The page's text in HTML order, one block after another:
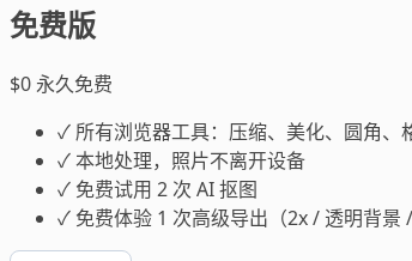
免费版
$0 永久免费
✓ 所有浏览器工具：压缩、美化、圆角、
✓本地处理，照片不离开设备
✓ 免费试用 2 次 AI 抠图
✓ 免费体验 1 次高级导出（2x / 透明背景 /